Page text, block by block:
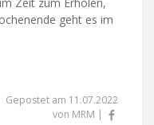
geht es im
Gepostet am 11.07.2022
von MRM |